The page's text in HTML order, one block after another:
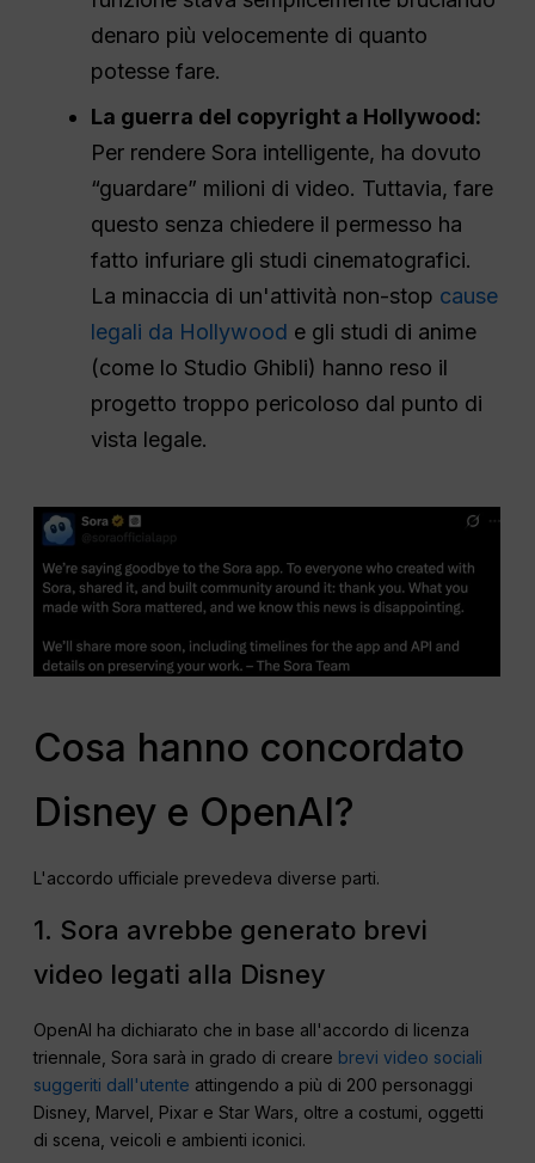
denaro più velocemente di quanto
potesse fare.
La guerra del copyright a Hollywood:
Per rendere Sora intelligente, ha dovuto
“guardare” milioni di video. Tuttavia, fare
questo senza chiedere il permesso ha
fatto infuriare gli studi cinematografici.
La minaccia di un'attività non-stop cause
legali da Hollywood e gli studi di anime
(come lo Studio Ghibli) hanno reso il
progetto troppo pericoloso dal punto di
vista legale.
Cosa hanno concordato
Disney e OpenAI?
L'accordo ufficiale prevedeva diverse parti.
1. Sora avrebbe generato brevi
video legati alla Disney
OpenAI ha dichiarato che in base all'accordo di licenza
triennale, Sora sarà in grado di creare brevi video sociali
suggeriti dall'utente attingendo a più di 200 personaggi
Disney, Marvel, Pixar e Star Wars, oltre a costumi, oggetti
di scena, veicoli e ambienti iconici.